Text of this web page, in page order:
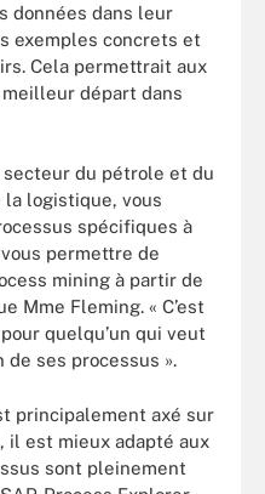
données dans leur
exemples concrets et
Cela permettrait aux
départ dans
du pétrole et du
la logistique, vous
spécifiques à
permettre de
mining à partir de
Mme Fleming. « C’est
quelqu’un qui veut
de ses processus ».
principalement axé sur
il est mieux adapté aux
sont pleinement